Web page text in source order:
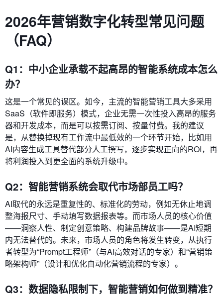
2026年营销数字化转型常见问题
（FAQ）
Q1：中小企业承载不起高昂的智能系统成本怎么
办？
这是一个常见的误区。如今，主流的智能营销工具大多采用
SaaS（软件即服务）模式，企业无需一次性投入高昂的服务
器和开发成本，而是可以按需订阅、按量付费。我的建议
是，从替换掉现有工作流中最低效的一个环节开始，比如用
AI内容生成工具替代部分人工撰写，逐步实现正向的ROI，再
将利润投入到更全面的系统升级中。
Q2：智能营销系统会取代市场部员工吗？
AI取代的永远是重复性的、标准化的劳动，例如无休止地调
整海报尺寸、手动填写数据报表等。而市场人员的核心价值
——洞察人性、制定创意策略、构建品牌故事——是AI短期
内无法替代的。未来，市场人员的角色将发生转变，从执行
者转型为“Prompt工程师”（与AI高效对话的专家）和“营销策
略架构师”（设计和优化自动化营销流程的专家）。
Q3：数据隐私限制下，智能营销如何做到精准？